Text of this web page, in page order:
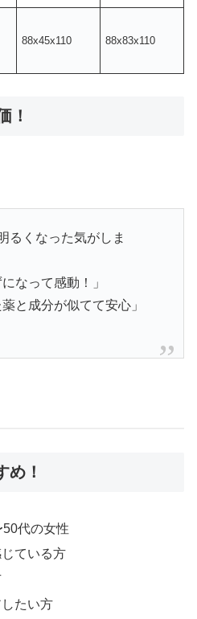
88x45x110 88x83x110
！
るくなった気がしま
なって感動！」
と成分が似てて安心」
め！
代の女性
ている方
たい方